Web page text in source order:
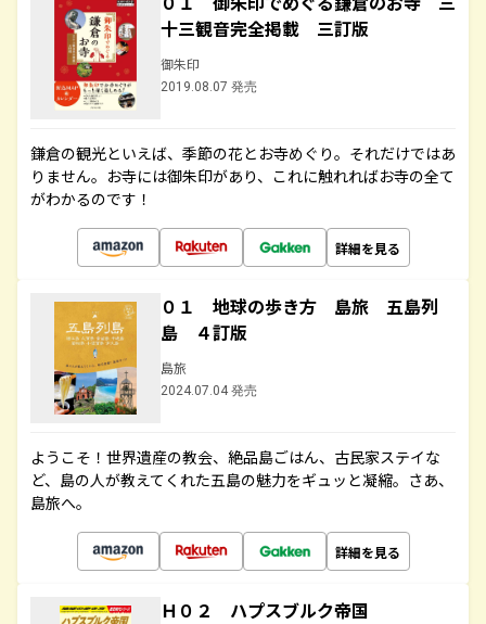
十三観音完全掲載 三訂版
御朱印
2019.08.07 発売
鎌倉の観光といえば、季節の花とお寺めぐり。それだけではあ
りません。お寺には御朱印があり、これに触れればお寺の全て
がわかるのです！
詳細を見る
０１ 地球の歩き方 島旅 五島列
島 ４訂版
島旅
2024.07.04 発売
ようこそ！世界遺産の教会、絶品島ごはん、古民家ステイな
ど、島の人が教えてくれた五島の魅力をギュッと凝縮。さあ、
島旅へ。
詳細を見る
Ｈ０２ ハプスブルク帝国